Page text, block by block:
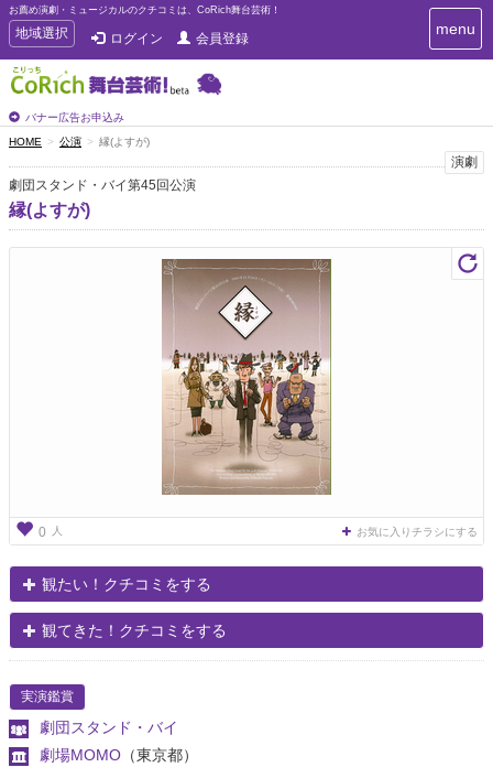
お薦め演劇・ミュージカルのクチコミは、CoRich舞台芸術！
T
o
g
g
e
n
a
v
i
g
地域選択 ログイン 会員登録
バナー広告お申込み
T
o
i
g
menu
HOME 公演 縁(よすが)
演劇
劇団スタンド・バイ第45回公演
縁(よすが)
0 人 お気に入りチラシにする
観たい！クチコミをする
観てきた！クチコミをする
実演鑑賞
劇団スタンド・バイ
劇場MOMO （東京都）